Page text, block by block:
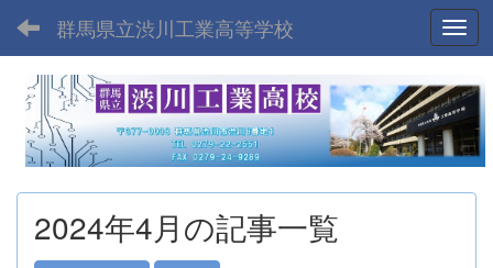
群馬県立渋川工業高等学校
2024年4月の記事一覧